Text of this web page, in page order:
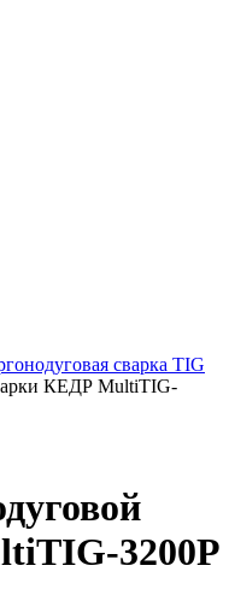
сварка TIG
КЕДР MultiTIG-
3200P